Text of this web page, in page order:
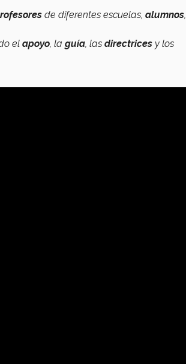
de diferentes escuelas, alumnos,
el apoyo, la guía, las directrices y los